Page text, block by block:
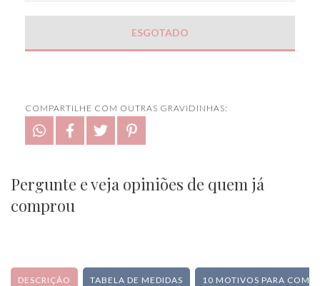
COMPARTILHE COM OUTRAS GRAVIDINHAS:
Pergunte e veja opiniões de quem já
comprou
DESCRIÇÃO TABELA DE MEDIDAS 10 MOTIVOS PARA